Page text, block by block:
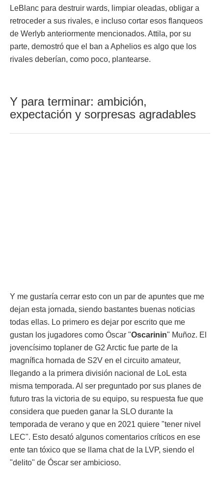
LeBlanc para destruir wards, limpiar oleadas, obligar a
retroceder a sus rivales, e incluso cortar esos flanqueos
de Werlyb anteriormente mencionados. Attila, por su
parte, demostró que el ban a Aphelios es algo que los
rivales deberían, como poco, plantearse.
Y para terminar: ambición,
expectación y sorpresas agradables
Y me gustaría cerrar esto con un par de apuntes que me
dejan esta jornada, siendo bastantes buenas noticias
todas ellas. Lo primero es dejar por escrito que me
gustan los jugadores como Óscar "Oscarinin" Muñoz. El
jovencísimo toplaner de G2 Arctic fue parte de la
magnífica hornada de S2V en el circuito amateur,
llegando a la primera división nacional de LoL esta
misma temporada. Al ser preguntado por sus planes de
futuro tras la victoria de su equipo, su respuesta fue que
considera que pueden ganar la SLO durante la
temporada de verano y que en 2021 quiere "tener nivel
LEC". Esto desató algunos comentarios críticos en ese
ente tan tóxico que se llama chat de la LVP, siendo el
"delito" de Óscar ser ambicioso.